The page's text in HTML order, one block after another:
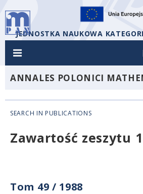
JEDNOSTKA NAUKOWA
ANNALES POLONICI
SEARCH IN PUBLICATIONS
Zawartość zeszytu 1
Tom 49 / 1988